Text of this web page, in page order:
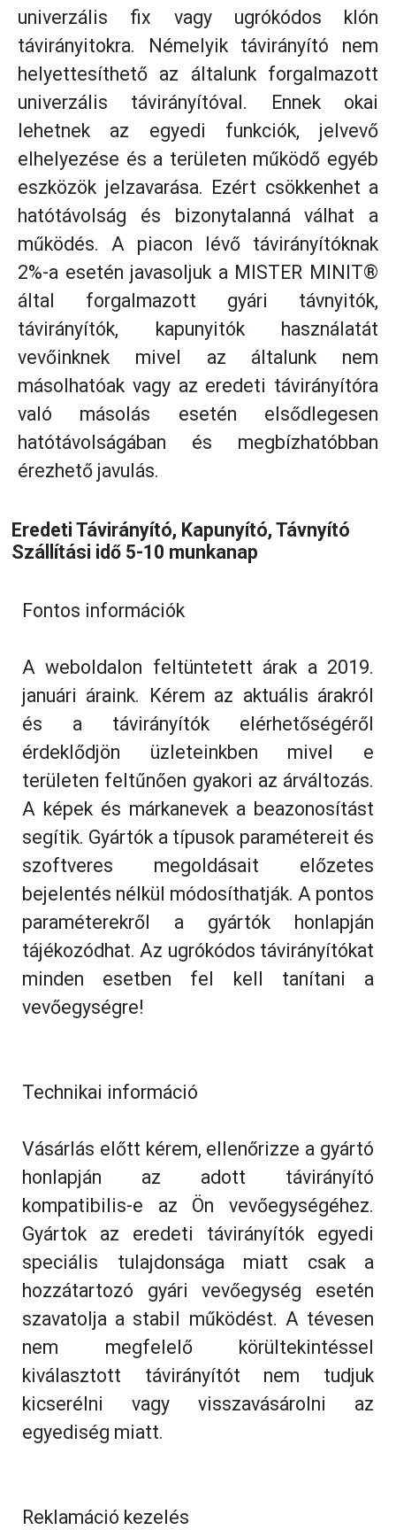
univerzális fix vagy ugrókódos klón
távirányitokra. Némelyik távirányító nem
helyettesíthető az általunk forgalmazott
univerzális távirányítóval. Ennek okai
lehetnek az egyedi funkciók, jelvevő
elhelyezése és a területen működő egyéb
eszközök jelzavarása. Ezért csökkenhet a
hatótávolság és bizonytalanná válhat a
működés. A piacon lévő távirányítóknak
2%-a esetén javasoljuk a MISTER MINIT®
által forgalmazott gyári távnyitók,
távirányítók, kapunyitók használatát
vevőinknek mivel az általunk nem
másolhatóak vagy az eredeti távirányítóra
való másolás esetén elsődlegesen
hatótávolságában és megbízhatóbban
érezhető javulás.
Eredeti Távirányító, Kapunyító, Távnyító
Szállítási idő 5-10 munkanap
Fontos információk
A weboldalon feltüntetett árak a 2019.
januári áraink. Kérem az aktuális árakról
és a távirányítók elérhetőségéről
érdeklődjön üzleteinkben mivel e
területen feltűnően gyakori az árváltozás.
A képek és márkanevek a beazonosítást
segítik. Gyártók a típusok paramétereit és
szoftveres megoldásait előzetes
bejelentés nélkül módosíthatják. A pontos
paraméterekről a gyártók honlapján
tájékozódhat. Az ugrókódos távirányítókat
minden esetben fel kell tanítani a
vevőegységre!
Technikai információ
Vásárlás előtt kérem, ellenőrizze a gyártó
honlapján az adott távirányító
kompatibilis-e az Ön vevőegységéhez.
Gyártok az eredeti távirányítók egyedi
speciális tulajdonsága miatt csak a
hozzátartozó gyári vevőegység esetén
szavatolja a stabil működést. A tévesen
nem megfelelő körültekintéssel
kiválasztott távirányítót nem tudjuk
kicserélni vagy visszavásárolni az
egyediség miatt.
Reklamáció kezelés